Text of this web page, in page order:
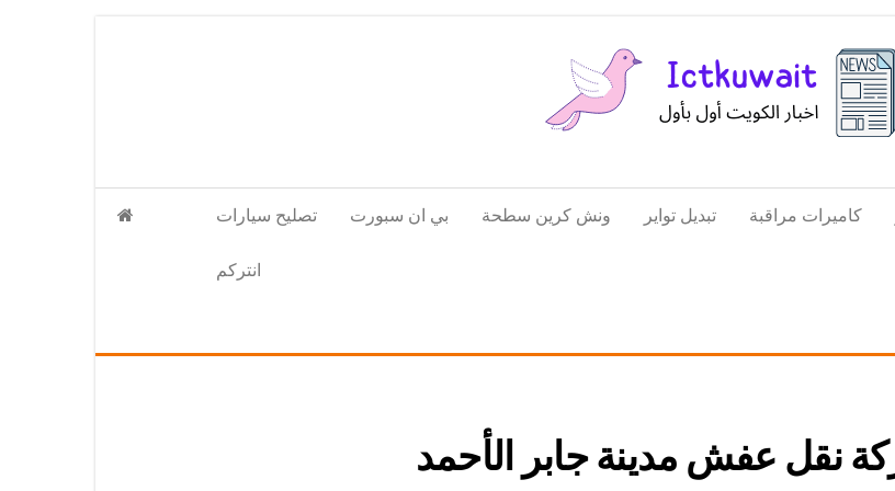
الكويت
تكنولوجيا
المعلومات
تصليح سيارات بي ان سبورت ونش كرين سطحة تبديل تواير كاميرات مراقبة
انتركم
نقل عفش مدينة جابر الأحمد